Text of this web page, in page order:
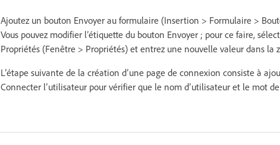
Ajoutez un bouton Envoyer au formulaire (Insertion > Formulaire >
Vous pouvez modifier l’étiquette du bouton Envoyer ; pour ce faire,
Propriétés (Fenêtre > Propriétés) et entrez une nouvelle valeur dans la
L’étape suivante de la création d’une page de connexion consiste à
Connecter l’utilisateur pour vérifier que le nom d’utilisateur et le mot de